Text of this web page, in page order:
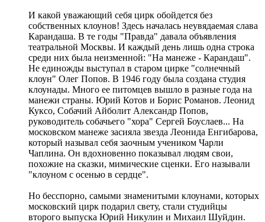
И какой уважающий себя цирк обойдется без
собственных клоунов! Здесь началась неувядаемая слава
Карандаша. В те годы "Правда" давала объявления
театральной Москвы. И каждый день лишь одна строка
среди них была неизменной: "На манеже - Карандаш".
Не единожды выступал в старом цирке "солнечный
клоун" Олег Попов. В 1946 году была создана студия
клоунады. Много ее питомцев вышло в разные года на
манежи страны. Юрий Котов и Борис Романов. Леонид
Куксо, Собачий Айболит Александр Попов,
руководитель собачьего "хора" Сергей Боуслаев... На
московском манеже засияла звезда Леонида Енгибарова,
который называл себя заочным учеником Чарли
Чаплина. Он вдохновенно показывал людям свои,
похожие на сказки, мимические сценки. Его называли
"клоуном с осенью в сердце".
Но бесспорно, самыми знаменитыми клоунами, которых
московский цирк подарил свету, стали студийцы
второго выпуска Юрий Никулин и Михаил Шуйдин.